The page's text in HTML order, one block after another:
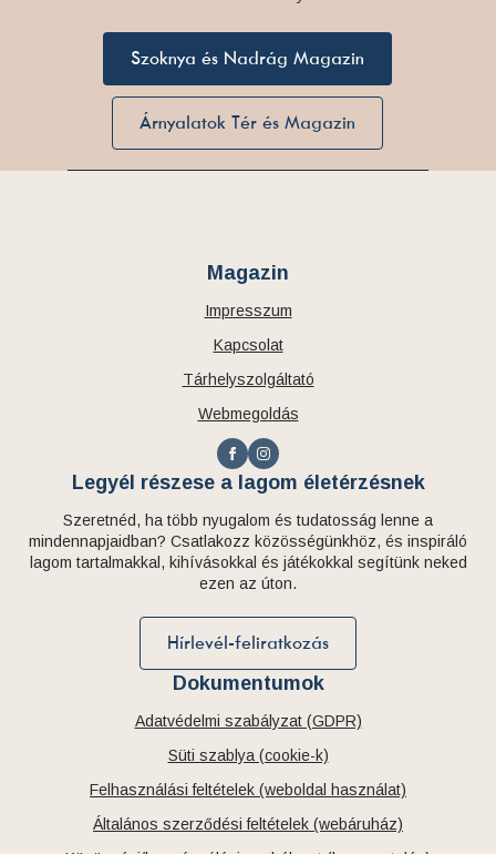
Szoknya és Nadrág Magazin
Árnyalatok Tér és Magazin
Magazin
Impresszum
Kapcsolat
Tárhelyszolgáltató
Webmegoldás
Legyél részese a lagom életérzésnek
Szeretnéd, ha több nyugalom és tudatosság lenne a
mindennapjaidban? Csatlakozz közösségünkhöz, és inspiráló
lagom tartalmakkal, kihívásokkal és játékokkal segítünk neked
ezen az úton.
Hírlevél-feliratkozás
Dokumentumok
Adatvédelmi szabályzat (GDPR)
Süti szablya (cookie-k)
Felhasználási feltételek (weboldal használat)
Általános szerződési feltételek (webáruház)